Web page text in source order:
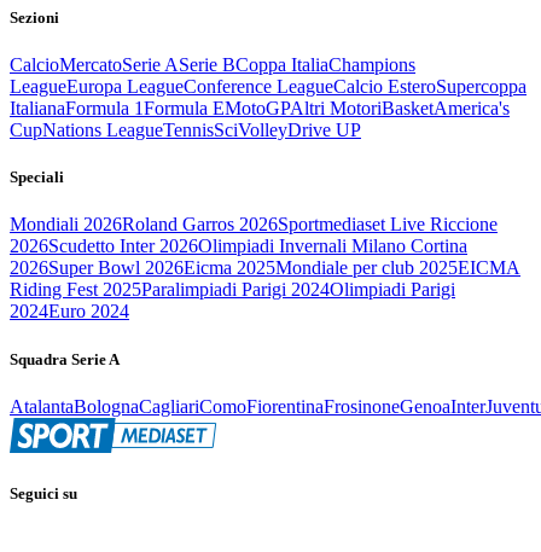
Sezioni
CalcioMercatoSerie ASerie BCoppa ItaliaChampions
LeagueEuropa LeagueConference LeagueCalcio EsteroSupercoppa
ItalianaFormula 1Formula EMotoGPAltri MotoriBasketAmerica's
CupNations LeagueTennisSciVolleyDrive UP
Speciali
Mondiali 2026Roland Garros 2026Sportmediaset Live Riccione
2026Scudetto Inter 2026Olimpiadi Invernali Milano Cortina
2026Super Bowl 2026Eicma 2025Mondiale per club 2025EICMA
Riding Fest 2025Paralimpiadi Parigi 2024Olimpiadi Parigi
2024Euro 2024
Squadra Serie A
AtalantaBolognaCagliariComoFiorentinaFrosinoneGenoaInter
Seguici su